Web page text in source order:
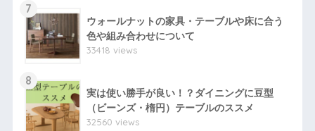
7
ウォールナットの家具・テーブルや床に合う
色や組み合わせについて
33418 views
8
実は使い勝手が良い！？ダイニングに豆型
（ビーンズ・楕円）テーブルのススメ
32560 views